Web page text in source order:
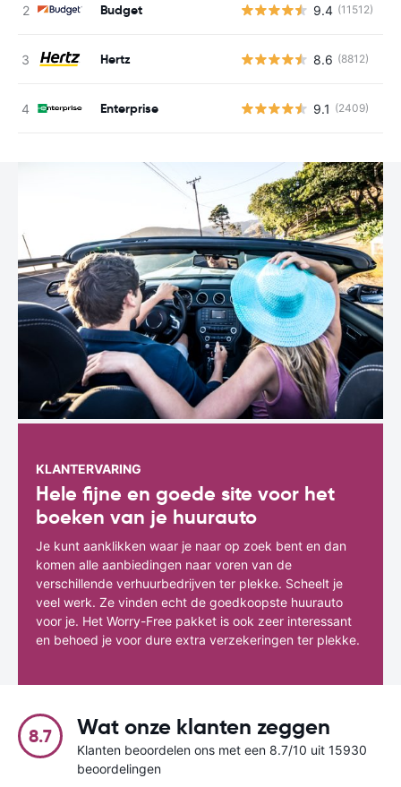
Budget 9.4 (11512)
Hertz 8.6 (8812)
Enterprise 9.1 (2409)
KLANTERVARING
Hele fijne en goede site voor het
boeken van je huurauto
Je kunt aanklikken waar je naar op zoek bent en dan
komen alle aanbiedingen naar voren van de
verschillende verhuurbedrijven ter plekke. Scheelt je
veel werk. Ze vinden echt de goedkoopste huurauto
voor je. Het Worry-Free pakket is ook zeer interessant
en behoed je voor dure extra verzekeringen ter plekke.
8.7 Wat onze klanten zeggen
Klanten beoordelen ons met een 8.7/10 uit 15930
beoordelingen